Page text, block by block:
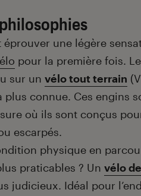
une légère
pour la première fois.
sur un vélo tout terrain
plus connue. Ces engins
où ils sont conçus
escarpés.
physique en
praticables ? Un vélo de
judicieux. Idéal pour